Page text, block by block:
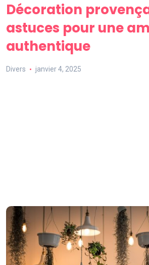
Décoration
astuces pour une
authentique
Divers janvier 4, 2025